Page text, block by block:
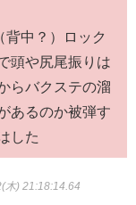
中？）ロック
頭や尻尾振りは
らバクステの溜
あるのか被弾す
した
木) 21:18:14.64